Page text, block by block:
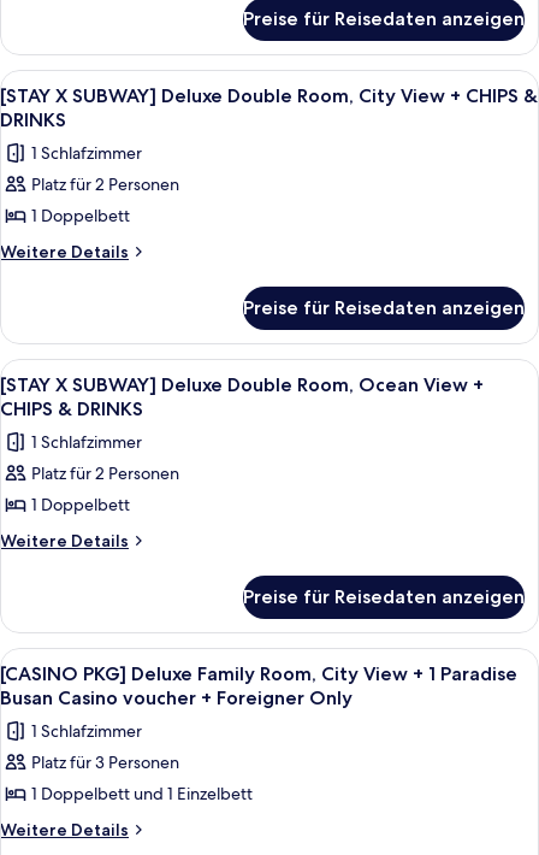
City
View
+
CHIPS
&
DRINKS
anzeigen
X
SUBWAY]
Deluxe
Twin
City
View
CHIPS
&
DRINKS
Preise für Reisedaten anzeigen
Alle
Fotos
für
[STAY
X
SUBWAY]
Deluxe
City
View
+
CHIPS
&
DRINKS
anzeigen
Ein moderner Glasturm mit dem
7
[STAY X SUBWAY] Deluxe Double Room, City View + CHIPS &
DRINKS
1 Schlafzimmer
Platz für 2 Personen
1 Doppelbett
Weitere Details
Weitere
X
SUBWAY]
Deluxe
Double
City
View
CHIPS
&
DRINKS
Preise für Reisedaten anzeigen
Alle
Fotos
für
[STAY
X
SUBWAY]
Deluxe
Ocean
View
+
CHIPS
&
DRINKS
anzeigen
Ein modernes Wohnzimmer mit
10
[STAY X SUBWAY] Deluxe Double Room, Ocean View +
CHIPS & DRINKS
1 Schlafzimmer
Platz für 2 Personen
1 Doppelbett
Weitere Details
Weitere
X
SUBWAY]
Deluxe
Double
Ocean
View
CHIPS
&
DRINKS
Preise für Reisedaten anzeigen
Alle
Fotos
für
[CASINO
PKG]
Deluxe
Family
Ein Spielerraum mit einem großen
6
[CASINO PKG] Deluxe Family Room, City View + 1 Paradise
Busan Casino voucher + Foreigner Only
1 Schlafzimmer
Platz für 3 Personen
1 Doppelbett und 1 Einzelbett
Weitere Details
Weitere